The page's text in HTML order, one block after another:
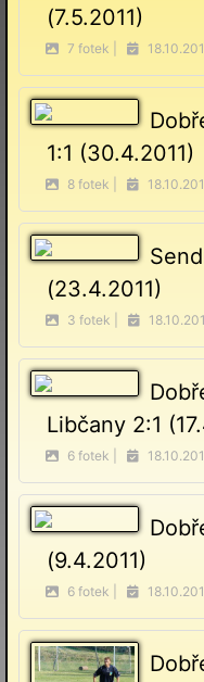
(7.5.2011)
7 fotek |
1:1 (30.4.2011)
8 fotek |
(23.4.2011)
3 fotek |
Libčany 2:1
6 fotek |
(9.4.2011)
6 fotek |